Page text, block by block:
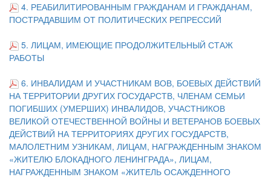
4. РЕАБИЛИТИРОВАННЫМ ГРАЖДАНАМ И ГРАЖДАНАМ,
ПОСТРАДАВШИМ ОТ ПОЛИТИЧЕСКИХ РЕПРЕССИЙ
5. ЛИЦАМ, ИМЕЮЩИЕ ПРОДОЛЖИТЕЛЬНЫЙ СТАЖ
РАБОТЫ
6. ИНВАЛИДАМ И УЧАСТНИКАМ ВОВ, БОЕВЫХ ДЕЙСТВИЙ
НА ТЕРРИТОРИИ ДРУГИХ ГОСУДАРСТВ, ЧЛЕНАМ СЕМЬИ
ПОГИБШИХ (УМЕРШИХ) ИНВАЛИДОВ, УЧАСТНИКОВ
ВЕЛИКОЙ ОТЕЧЕСТВЕННОЙ ВОЙНЫ И ВЕТЕРАНОВ БОЕВЫХ
ДЕЙСТВИЙ НА ТЕРРИТОРИЯХ ДРУГИХ ГОСУДАРСТВ,
МАЛОЛЕТНИМ УЗНИКАМ, ЛИЦАМ, НАГРАЖДЕННЫМ ЗНАКОМ
«ЖИТЕЛЮ БЛОКАДНОГО ЛЕНИНГРАДА», ЛИЦАМ,
НАГРАЖДЕННЫМ ЗНАКОМ «ЖИТЕЛЬ ОСАЖДЕННОГО